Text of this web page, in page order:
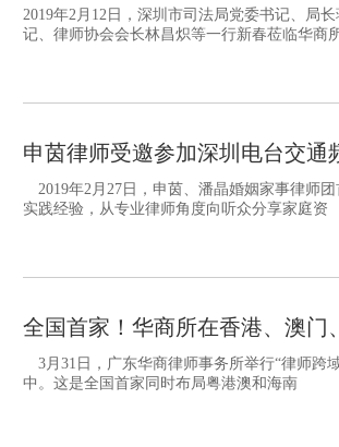
2019年2月12日，深圳市司法局党委书记、局
记、律师协会会长林昌炽等一行新春莅临华商
申茵律师受邀参加深圳电台交通
2019年2月27日，申茵、潘晶婚姻家事律师
实践经验，从专业律师角度向听众分享家庭资
全国首家！华商所在香港、澳门
3月31日，广东华商律师事务所举行“律师跨
中。这是全国首家同时布局粤港澳和海南